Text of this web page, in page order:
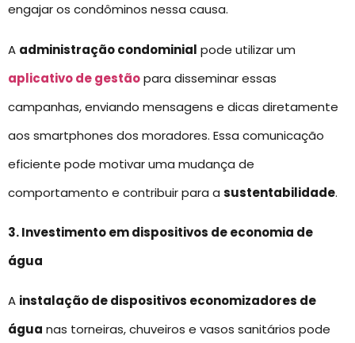
engajar os condôminos nessa causa.
A administração condominial pode utilizar um
aplicativo de gestãopara disseminar essas
campanhas, enviando mensagens e dicas diretamente
aos smartphones dos moradores. Essa comunicação
eficiente pode motivar uma mudança de
comportamento e contribuir para a sustentabilidade.
3. Investimento em dispositivos de economia de
água
A instalação de dispositivos economizadores de
água nas torneiras, chuveiros e vasos sanitários pode